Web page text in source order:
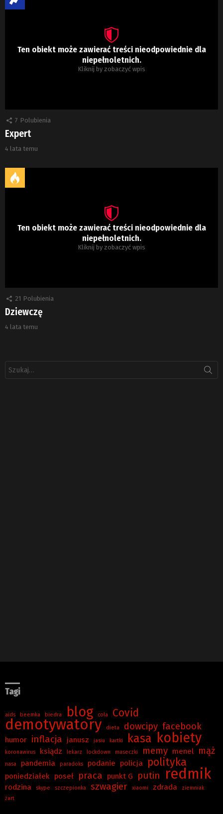
Ten obiekt może zawierać treści nieodpowiednie dla
niepełnoletnich.
Kliknij by zobaczyć wpis
7 Polubienia
Expert
4 lata temu
Ten obiekt może zawierać treści nieodpowiednie dla
niepełnoletnich.
Kliknij by zobaczyć wpis
21 Polubienia
Dziewczę
4 lata temu
Tagi
aids beemka biedra blog cola Covid
demotywatory dieta dowcipy facebook
humor inflacja janusz jasiu kartki kasa kobiety
koronawirus ksiądz lekarz lockdown maseczki memy menel mąż
nasa pandemia paradoks podanie policja polityka
poniedziałek poseł praca punkt G putin redmik
rodzina skype szczepionka szwagier xiaomi zdrada
ziemniak
żart